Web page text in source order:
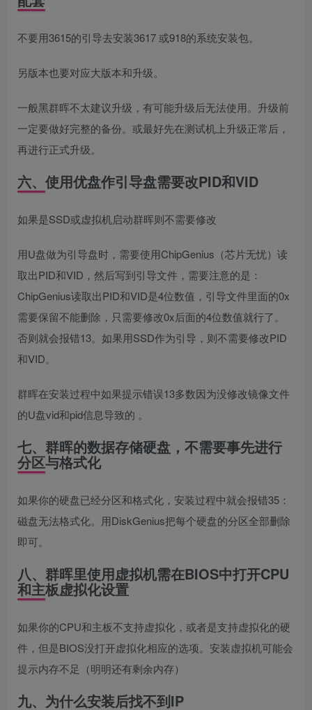
不要用3615的引导去安装3617 或918的系统安装包。
另版本也要对应大版本和升级。
一般黑群晖不太建议升级，有可能升级后无法使用。升级前
一定要做好完整的备份。或最好先在测试机上升级正常后，
再进行正式升级。
六、使用优盘作引导盘需要改PID和VID
如果是SSD或虚拟机启动群晖则不需要修改
用U盘做为引导盘时，需要使用ChipGenius（芯片无忧）读
取出PID和VID，然后写到引导文件，需要注意的是：
ChipGenius读取出PID和VID是4位数值，引导文件里面的0x
需要保留不能删除，只需要修改0x后面的4位数值就行了。
否则就会报错13。如果用SSD作为引导，则不需要修改PID
和VID。
群晖在安装过程中如果提示错误13多数因为没修改镜像文件
的U盘vid和pid信息导致的 。
七、群晖的数据存储硬盘，不需要事先进行
分区与格式化
如果你的硬盘已经分区和格式化，安装过程中就会报错35：
磁盘无法格式化。用DiskGenius把每个硬盘的分区全部删除
即可。
八、群晖里使用虚拟机需在BIOS中打开CPU
和主板虚拟化设置
如果你的CPU和主板不支持虚拟化，或者是支持虚拟化的硬
件，但是BIOS没打开虚拟化相应的选项。安装虚拟机可能会
提示内存不足（明明还有剩余内存）
九、为什么安装后找不到IP